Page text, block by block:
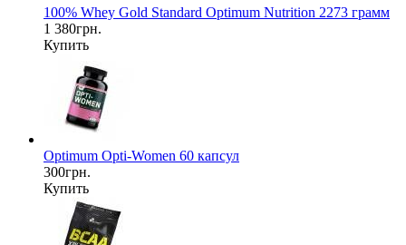
100% Whey Gold Standard Optimum Nutrition 2273 грамм
1 380грн.
Купить
Optimum Opti-Women 60 капсул
300грн.
Купить